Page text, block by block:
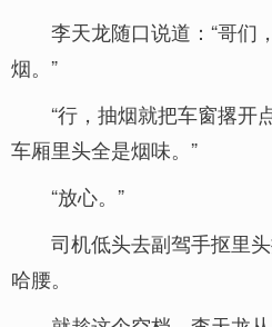
李天龙随口说道：“哥们
烟。”
“行，抽烟就把车窗撂开
车厢里头全是烟味。”
“放心。”
司机低头去副驾手抠里
哈腰。